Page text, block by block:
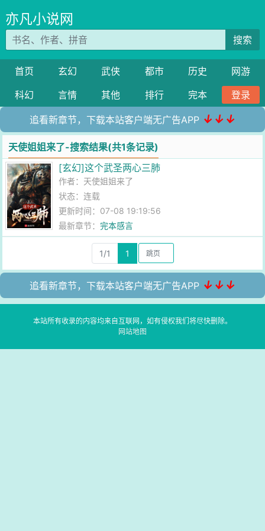
亦凡小说网
搜索
首页 玄幻 武侠 都市 历史
网游
科幻
言情 其他 排行 完本 登录
追看新章节，下载本站客户端无广告APP ↓↓↓
天使姐姐来了-搜索结果(共1条记录)
[玄幻]这个武圣两心三肺
作者： 天使姐姐来了
状态：连载
更新时间：07-08 19:19:56
最新章节：完本感言
1/1 1
追看新章节，下载本站客户端无广告APP ↓↓↓
本站所有收录的内容均来自互联网，如有侵权我们将尽快删除。
网站地图